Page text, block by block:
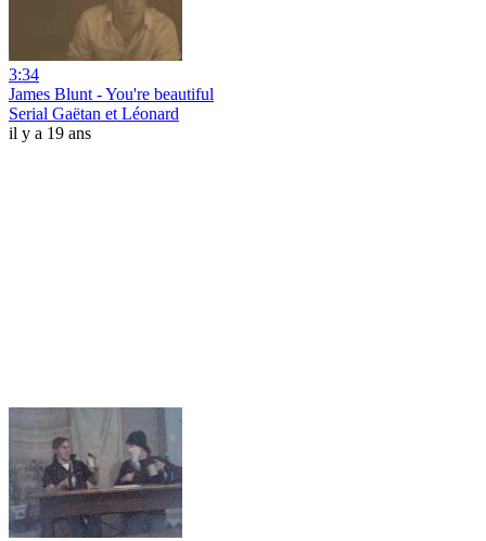
3:34
James Blunt - You're beautiful
Serial Gaëtan et Léonard
il y a 19 ans